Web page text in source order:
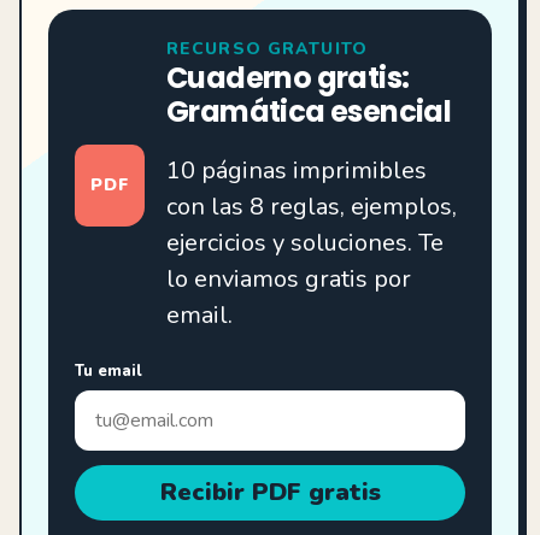
PDF
RECURSO GRATUITO
Cuaderno gratis:
Gramática esencial
10 páginas imprimibles
con las 8 reglas, ejemplos,
ejercicios y soluciones. Te
lo enviamos gratis por
email.
Tu email
Recibir PDF gratis